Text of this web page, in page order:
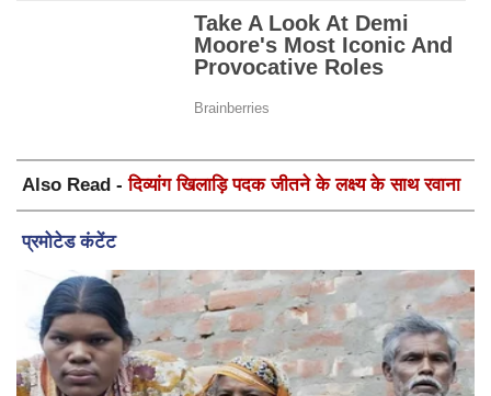
Also Read -दिव्यांग खिलाड़ि पदक जीतने के लक्ष्य के साथ रवाना